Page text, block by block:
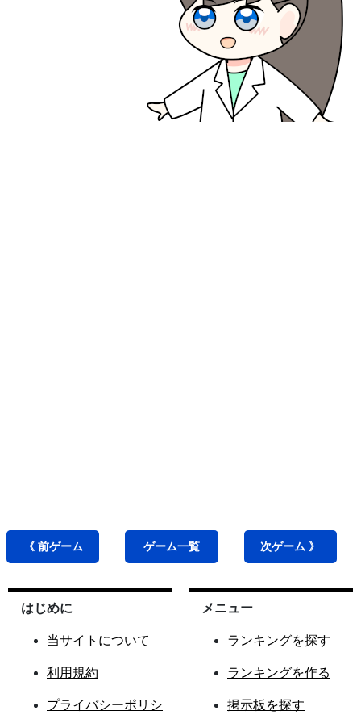
《 前ゲーム ゲーム一覧 次ゲーム 》
はじめに
当サイトについて
利用規約
プライバシーポリシ
メニュー
ランキングを探す
ランキングを作る
掲示板を探す